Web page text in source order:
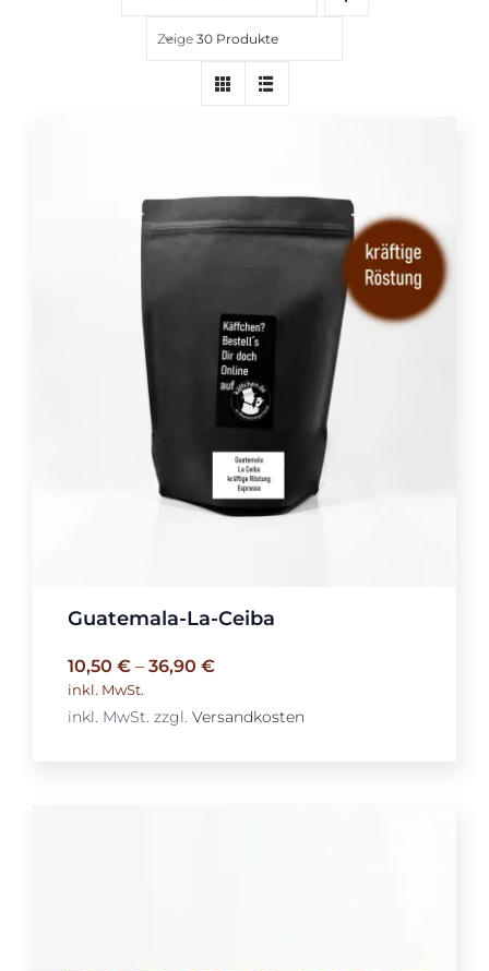
Zeige 30 Produkte
Guatemala-La-Ceiba
10,50 €– 36,90 €
inkl. MwSt.
inkl. MwSt. zzgl. Versandkosten